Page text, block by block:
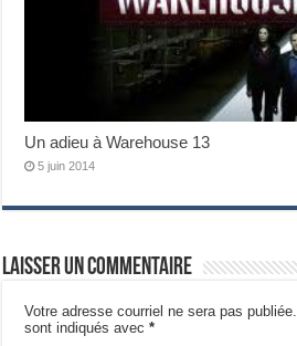
Un adieu à Warehouse 13
5 juin 2014
Laisser un commentaire
Votre adresse courriel ne sera pas publiée.
sont indiqués avec*